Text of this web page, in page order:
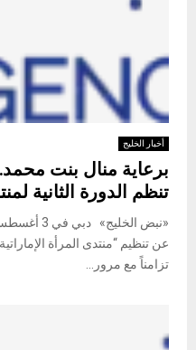
أخبار الخليج
برعاية منال بنت
تنظم الدورة الثانية
«نبض
تزامناً مع مرور...